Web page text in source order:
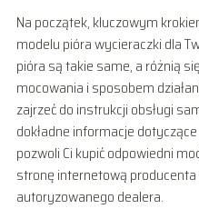
Na początek, kluczowym
modelu pióra wycieraczki dla
pióra są takie same, a różnią
mocowania i sposobem
zajrzeć do instrukcji obsługi
dokładne informacje
pozwoli Ci kupić odpowiedni
stronę internetową
autoryzowanego dealera.